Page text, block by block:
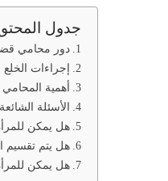
جدول
دور محامي
إجراءات الخلع
أهمية
الأسئلة الشائعة
هل يمكن
هل يتم تقسيم
هل يمكن